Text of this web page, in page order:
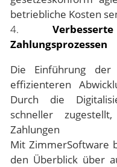
betriebliche Kosten
4.
Zahlungsprozessen
Die Einführung
effizienteren
Durch die
schneller
Zahlungen
Mit ZimmerSoftware
den Überblick über